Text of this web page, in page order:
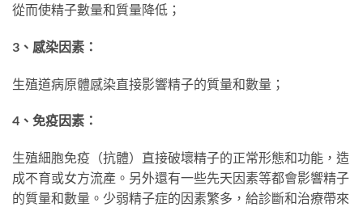
從而使精子數量和質量降低；
3、感染因素：
生殖道病原體感染直接影響精子的質量和數量；
4、免疫因素：
生殖細胞免疫（抗體）直接破壞精子的正常形態和功能，造
成不育或女方流產。另外還有一些先天因素等都會影響精子
的質量和數量。少弱精子症的因素繁多，給診斷和治療帶來